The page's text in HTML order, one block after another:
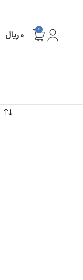
0 ۰ریال